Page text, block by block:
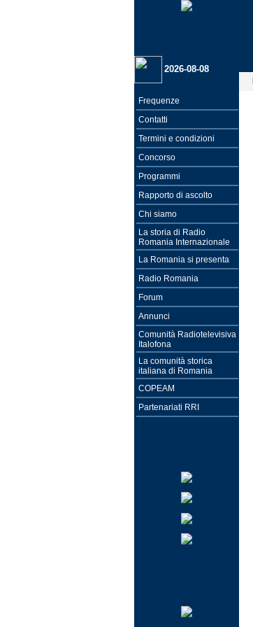
2026-08-08
Frequenze
Contatti
Termini e condizioni
Concorso
Programmi
Rapporto di ascolto
Chi siamo
La storia di Radio
Romania Internazionale
La Romania si presenta
Radio Romania
Forum
Annunci
Comunità Radiotelevisiva
Italofona
La comunità storica
italiana di Romania
COPEAM
Partenariati RRI